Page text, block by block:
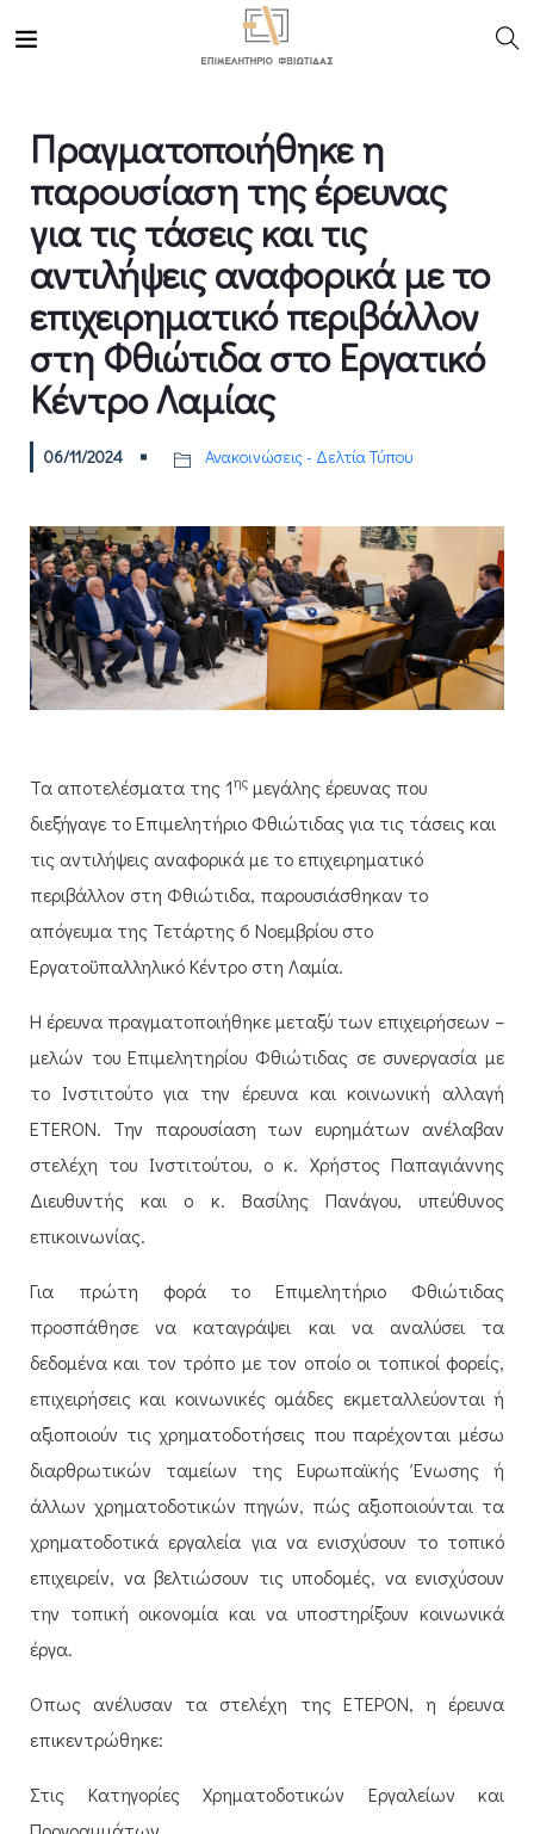
Πραγματοποιήθηκε η
παρουσίαση της έρευνας
για τις τάσεις και τις
αντιλήψεις αναφορικά με το
επιχειρηματικό περιβάλλον
στη Φθιώτιδα στο Εργατικό
Κέντρο Λαμίας
06/11/2024 Ανακοινώσεις - Δελτία Τύπου
Τα αποτελέσματα της 1ης μεγάλης έρευνας που
διεξήγαγε το Επιμελητήριο Φθιώτιδας για τις τάσεις και
τις αντιλήψεις αναφορικά με το επιχειρηματικό
περιβάλλον στη Φθιώτιδα, παρουσιάσθηκαν το
απόγευμα της Τετάρτης 6 Νοεμβρίου στο
Εργατοϋπαλληλικό Κέντρο στη Λαμία.
Η έρευνα πραγματοποιήθηκε μεταξύ των επιχειρήσεων –
μελών του Επιμελητηρίου Φθιώτιδας σε συνεργασία με
το Ινστιτούτο για την έρευνα και κοινωνική αλλαγή
ETERON. Την παρουσίαση των ευρημάτων ανέλαβαν
στελέχη του Ινστιτούτου, ο κ. Χρήστος Παπαγιάννης
Διευθυντής και ο κ. Βασίλης Πανάγου, υπεύθυνος
επικοινωνίας.
Για πρώτη φορά το Επιμελητήριο Φθιώτιδας
προσπάθησε να καταγράψει και να αναλύσει τα
δεδομένα και τον τρόπο με τον οποίο οι τοπικοί φορείς,
επιχειρήσεις και κοινωνικές ομάδες εκμεταλλεύονται ή
αξιοποιούν τις χρηματοδοτήσεις που παρέχονται μέσω
διαρθρωτικών ταμείων της Ευρωπαϊκής Ένωσης ή
άλλων χρηματοδοτικών πηγών, πώς αξιοποιούνται τα
χρηματοδοτικά εργαλεία για να ενισχύσουν το τοπικό
επιχειρείν, να βελτιώσουν τις υποδομές, να ενισχύσουν
την τοπική οικονομία και να υποστηρίξουν κοινωνικά
έργα.
Όπως ανέλυσαν τα στελέχη της ΕΤΕΡΟΝ, η έρευνα
επικεντρώθηκε:
Στις Κατηγορίες Χρηματοδοτικών Εργαλείων και